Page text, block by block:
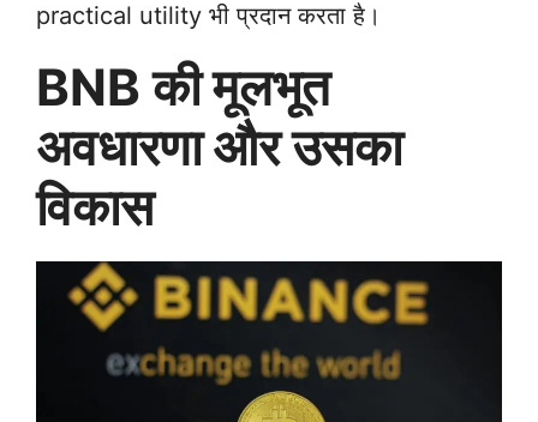
practical utility भी प्रदान करता है।
BNB की मूलभूत
अवधारणा और उसका
विकास